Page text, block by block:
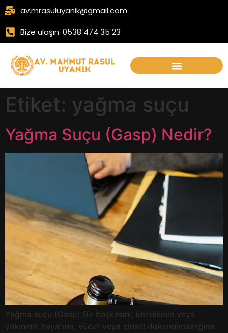
av.mrasuluyanik@gmail.com
Bize ulaşın: 0538 474 35 23
Etiket: yağma suçu
Yağma Suçu (Gasp) Nedir?
Yağma suçu (Gasp) Bir başkasını, kendisinin veya
yakınının hayatına, vücut veya cinsel dokunulmazlığına